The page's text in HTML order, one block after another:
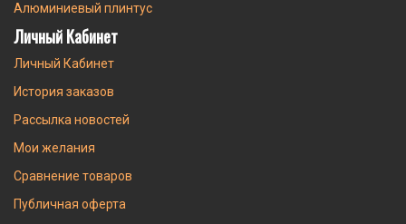
Алюминиевый плинтус
Личный Кабинет
Личный Кабинет
История заказов
Рассылка новостей
Мои желания
Сравнение товаров
Публичная оферта